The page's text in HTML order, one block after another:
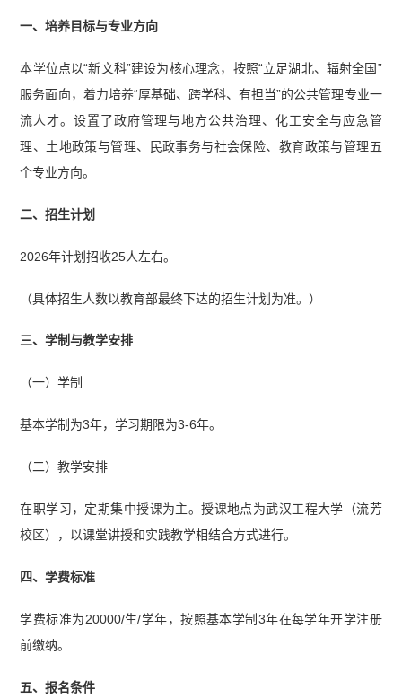
一、培养目标与专业方向
本学位点以“新文科”建设为核心理念，按照“立足湖北、辐射全国”
服务面向，着力培养“厚基础、跨学科、有担当”的公共管理专业一
流人才。设置了政府管理与地方公共治理、化工安全与应急管
理、土地政策与管理、民政事务与社会保险、教育政策与管理五
个专业方向。
二、招生计划
2026年计划招收25人左右。
（具体招生人数以教育部最终下达的招生计划为准。）
三、学制与教学安排
（一）学制
基本学制为3年，学习期限为3-6年。
（二）教学安排
在职学习，定期集中授课为主。授课地点为武汉工程大学（流芳
校区），以课堂讲授和实践教学相结合方式进行。
四、学费标准
学费标准为20000/生/学年，按照基本学制3年在每学年开学注册
前缴纳。
五、报名条件